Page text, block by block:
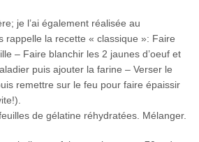
je l’ai également réalisée au
rappelle la recette « classique »: Faire
– Faire blanchir les 2 jaunes d’oeuf et
puis ajouter la farine – Verser le
remettre sur le feu pour faire épaissir
de gélatine réhydratées. Mélanger.